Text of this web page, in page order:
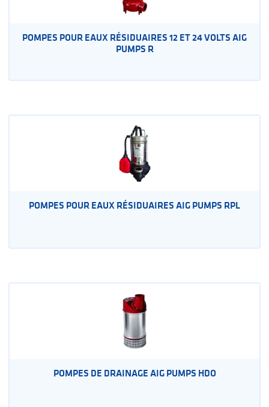
POMPES POUR EAUX RÉSIDUAIRES 12 ET 24 VOLTS AIG
PUMPS R
POMPES POUR EAUX RÉSIDUAIRES AIG PUMPS RPL
POMPES DE DRAINAGE AIG PUMPS HDO